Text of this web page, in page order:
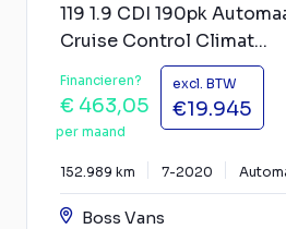
119 1.9 CDI 190pk
Cruise Control Climat...
Financieren?
€ 463,05
per maand
excl. BTW
€19.945
152.989 km 7-2020
Boss Vans